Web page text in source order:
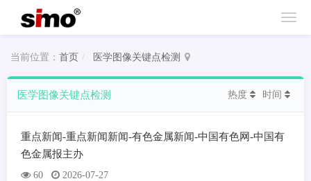
当前位置： 首页 医学图像关键点检测
医学图像关键点检测 时间
热度
60 2026-07-27
重点新闻-重点新闻新闻-有色金属新闻-中国有色网-中国有
色金属报主办